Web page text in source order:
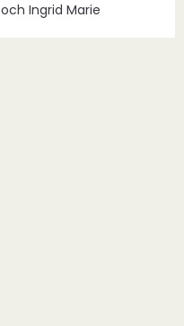
och Ingrid Marie